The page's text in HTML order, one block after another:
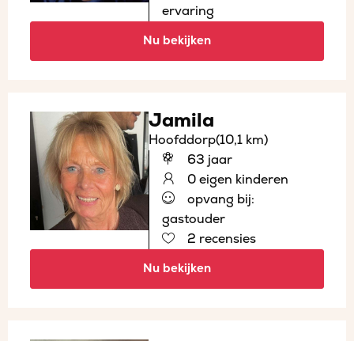
ervaring
Nu bekijken
Jamila
Hoofddorp(10,1 km)
63 jaar
0 eigen kinderen
opvang bij:
gastouder
2 recensies
Nu bekijken